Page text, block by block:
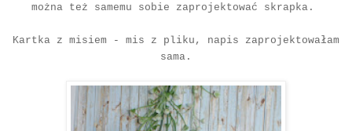
można też samemu sobie zaprojektować skrapka.
Kartka z misiem - mis z pliku, napis zaprojektowałam
sama.